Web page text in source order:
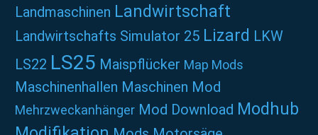
Landmaschinen Landwirtschaft
Landwirtschafts Simulator 25 Lizard LKW
LS22 LS25 Maispflücker Map Mods
Maschinenhallen Maschinen Mod
Mehrzweckanhänger Mod Download Modhub